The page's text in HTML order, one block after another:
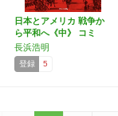
日本とアメリカ 戦争か
ら平和へ《中》 コミ
ン…
長浜浩明
登録 5